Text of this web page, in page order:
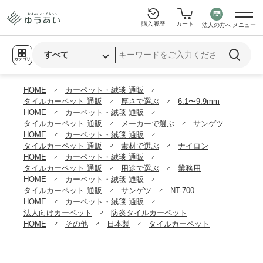
カテゴリ
購入履歴 カート 法人の方へ メニュー
HOME
カーペット・絨毯 通販
タイルカーペット 通販
厚さで選ぶ
6.1〜9.9mm
HOME
カーペット・絨毯 通販
タイルカーペット 通販
メーカーで選ぶ
サンゲツ
HOME
カーペット・絨毯 通販
タイルカーペット 通販
素材で選ぶ
ナイロン
HOME
カーペット・絨毯 通販
タイルカーペット 通販
用途で選ぶ
業務用
HOME
カーペット・絨毯 通販
タイルカーペット 通販
サンゲツ
NT-700
HOME
カーペット・絨毯 通販
法人向けカーペット
防炎タイルカーペット
HOME
その他 日本製 タイルカーペット